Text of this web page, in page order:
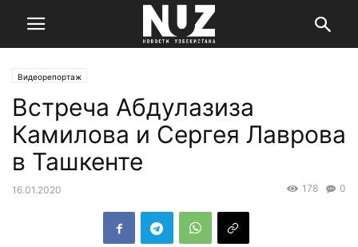
Видеорепортаж
Встреча Абдулазиза
Камилова и Сергея Лаврова
в Ташкенте
16.01.2020 0
178